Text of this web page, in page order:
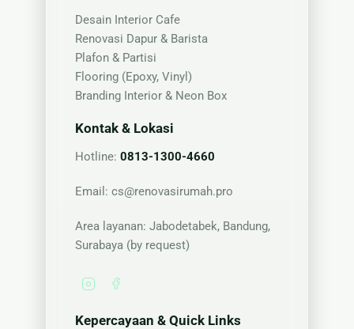
Desain Interior Cafe
Renovasi Dapur & Barista
Plafon & Partisi
Flooring (Epoxy, Vinyl)
Branding Interior & Neon Box
Kontak & Lokasi
Hotline:0813-1300-4660
Email:cs@renovasirumah.pro
Area layanan: Jabodetabek, Bandung,
Surabaya (by request)
Kepercayaan & Quick Links